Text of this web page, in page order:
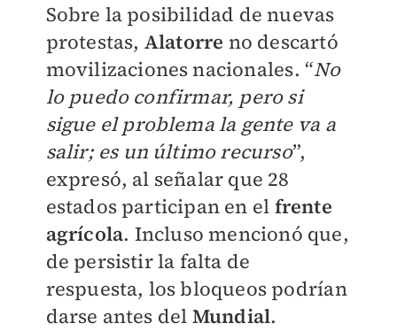
Sobre la posibilidad de nuevas
protestas, Alatorre no descartó
movilizaciones nacionales. “No
lo puedo confirmar, pero si
sigue el problema la gente va a
salir; es un último recurso”,
expresó, al señalar que 28
estados participan en el frente
agrícola. Incluso mencionó que,
de persistir la falta de
respuesta, los bloqueos podrían
darse antes del Mundial.